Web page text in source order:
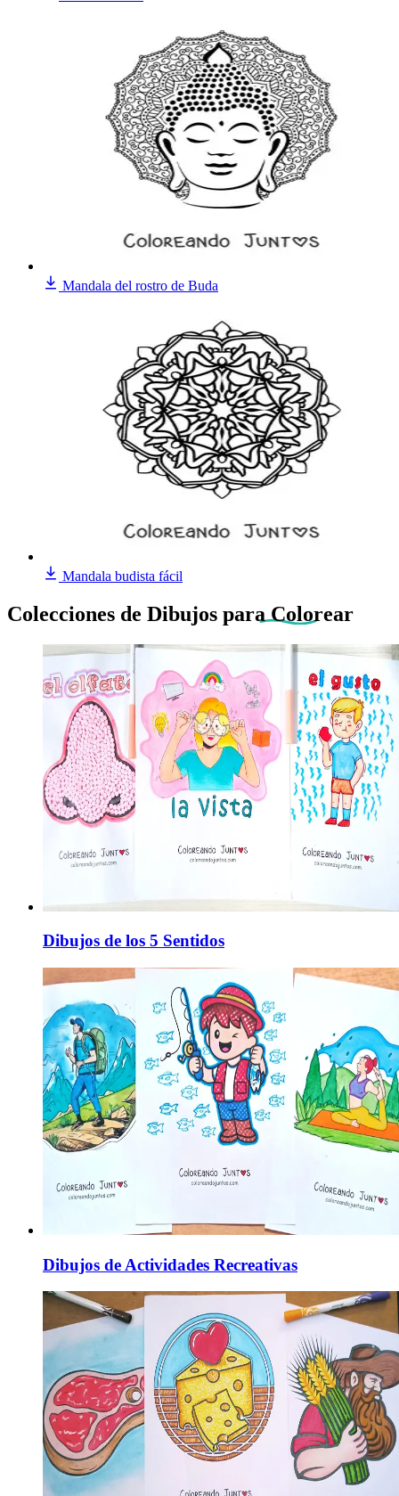
Mandala del rostro de Buda
Mandala budista fácil
Colecciones de Dibujos para Colorear
Dibujos de los 5 Sentidos
Dibujos de Actividades Recreativas